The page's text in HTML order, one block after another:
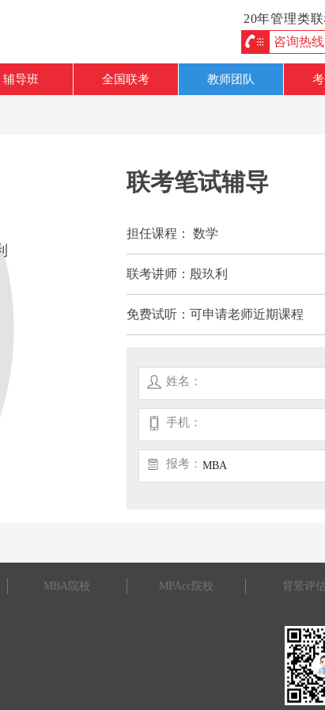
20年管理类
咨询热线
辅导班 全国联考 教师团队
联考笔试辅导
担任课程： 数学
联考讲师： 殷玖利
免费试听： 可申请老师近期课程
姓名：
手机：
报考： MBA
MBA院校 MPAcc院校 背景评估